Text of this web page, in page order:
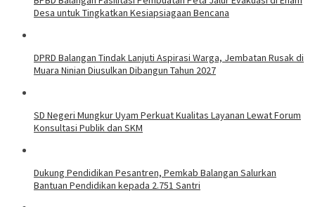
Desa untuk Tingkatkan Kesiapsiagaan Bencana
DPRD Balangan Tindak Lanjuti Aspirasi Warga, Jembatan Rusak di
Muara Ninian Diusulkan Dibangun Tahun 2027
SD Negeri Mungkur Uyam Perkuat Kualitas Layanan Lewat Forum
Konsultasi Publik dan SKM
Dukung Pendidikan Pesantren, Pemkab Balangan Salurkan
Bantuan Pendidikan kepada 2.751 Santri